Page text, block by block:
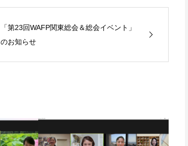
「第23回WAFP関東総会＆総会イベント」
のお知らせ